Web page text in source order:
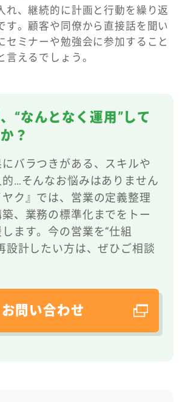
れ、継続的に計画と行動を繰り返
す。顧客や同僚から直接話を聞い
セミナーや勉強会に参加すること
言えるでしょう。
“なんとなく運用”して
？
バラつきがある、スキルや
…そんなお悩みはありません
ク』では、営業の定義整理
、業務の標準化までをトー
ます。今の営業を“仕組
設計したい方は、ぜひご相談
お問い合わせ